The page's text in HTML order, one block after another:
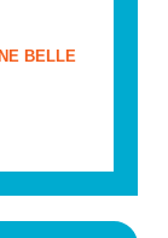
BELLE